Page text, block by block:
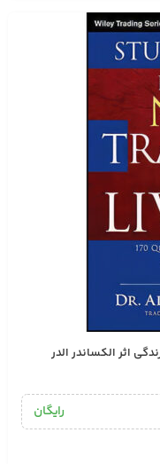
اثر الکساندر الدر
رایگان